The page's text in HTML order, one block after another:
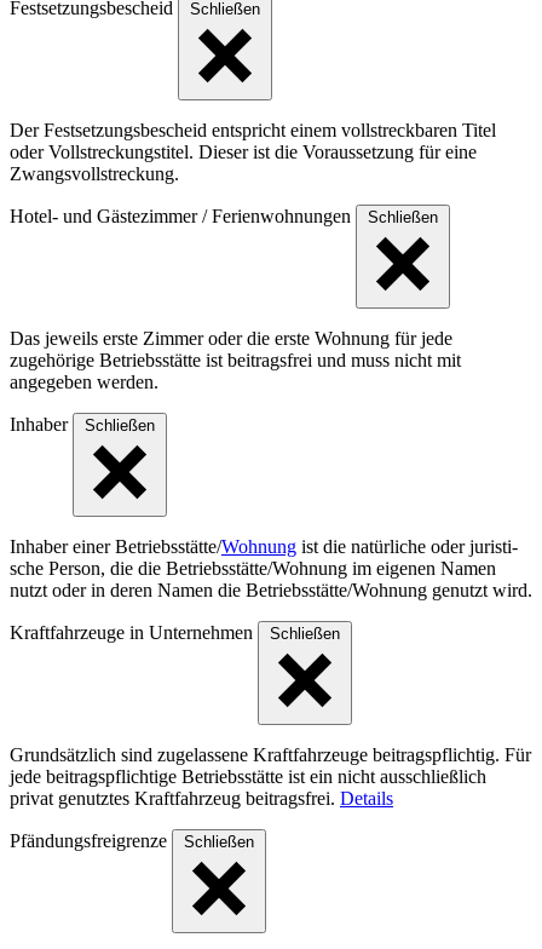
Festsetzungsbescheid Schließen
Der Festsetzungsbescheid entspricht einem vollstreckbaren Titel
oder Vollstreckungstitel. Dieser ist die Voraussetzung für eine
Zwangsvollstreckung.
Hotel- und Gästezimmer / Ferienwohnungen Schließen
Das jeweils erste Zimmer oder die erste Wohnung für jede
zugehörige Betriebsstätte ist beitragsfrei und muss nicht mit
angegeben werden.
Inhaber Schließen
Inhaber einer Betriebs­stät­te/Wohnung ist die natür­liche oder juris­ti­
sche Person, die die Betriebs­stät­te/Woh­nung im eigenen Namen
nutzt oder in deren Namen die Betriebs­stät­te/Woh­nung genutzt wird.
Kraftfahrzeuge in Unternehmen Schließen
Grundsätzlich sind zugelassene Kraftfahrzeuge beitragspflichtig. Für
jede beitragspflichtige Betriebsstätte ist ein nicht ausschließlich
privat genutztes Kraftfahrzeug beitragsfrei. Details
Pfändungsfreigrenze Schließen